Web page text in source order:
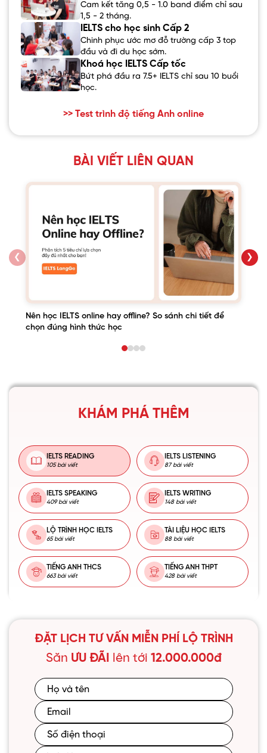
Cam kết tăng 0,5 - 1.0 band điểm chỉ sau
1,5 - 2 tháng.
IELTS cho học sinh Cấp 2
Chinh phục ước mơ đỗ trường cấp 3 top
đầu và đi du học sớm.
Khoá học IELTS Cấp tốc
Bứt phá đầu ra 7.5+ IELTS chỉ sau 10 buổi
học.
>> Test trình độ tiếng Anh online
BÀI VIẾT LIÊN QUAN
❮
Nên học IELTS online hay offline? So sánh chi tiết để
chọn đúng hình thức học
❯
KHÁM PHÁ THÊM
IELTS READING
105 bài viết
IELTS LISTENING
87 bài viết
IELTS SPEAKING
409 bài viết
IELTS WRITING
148 bài viết
LỘ TRÌNH HỌC IELTS
65 bài viết
TÀI LIỆU HỌC IELTS
88 bài viết
TIẾNG ANH THCS
663 bài viết
TIẾNG ANH THPT
428 bài viết
ĐẶT LỊCH TƯ VẤN MIỄN PHÍ LỘ TRÌNH
Săn ƯU ĐÃI lên tới 12.000.000đ